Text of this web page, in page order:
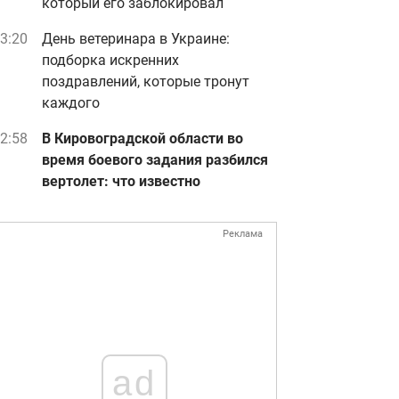
День ветеринара в Украине:
подборка искренних
поздравлений, которые тронут
каждого
В Кировоградской области во
время боевого задания разбился
вертолет: что известно
Реклама
ad